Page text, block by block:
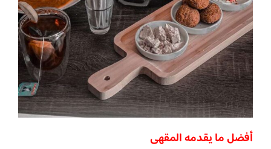
أفضل ما يقدمه المقهى